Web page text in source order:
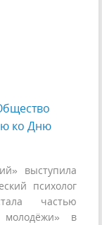
ко Дню
выступила
психолог
частью
молодёжи» в